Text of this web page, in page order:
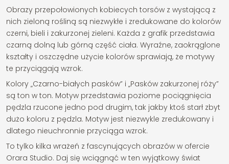
Obrazy przepołowionych kobiecych torsów z wystającą z
nich zieloną rośliną są niezwykłe i zredukowane do kolorów
czerni, bieli i zakurzonej zieleni. Każda z grafik przedstawia
czarną dolną lub górną część ciała. Wyraźne, zaokrąglone
kształty i oszczędne użycie kolorów sprawiają, że motywy
te przyciągają wzrok.
Kolory „Czarno-białych pasków” i „Pasków zakurzonej róży”
są ton w ton. Motyw przedstawia poziome pociągnięcia
pędzla rzucone jedno pod drugim, tak jakby ktoś starł zbyt
dużo koloru z pędzla. Motyw jest niezwykle zredukowany i
dlatego nieuchronnie przyciąga wzrok.
To tylko kilka wrażeń z fascynujących obrazów w ofercie
Orara Studio. Daj się wciągnąć w ten wyjątkowy świat